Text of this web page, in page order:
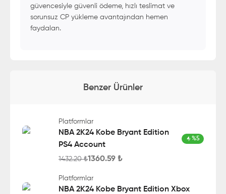
güvencesiyle güvenli ödeme, hızlı teslimat ve
sorunsuz CP yükleme avantajından hemen
faydalan.
Benzer Ürünler
Platformlar
NBA 2K24 Kobe Bryant Edition
PS4 Account
%5
1432.20₺1360.59 ₺
Platformlar
NBA 2K24 Kobe Bryant Edition Xbox